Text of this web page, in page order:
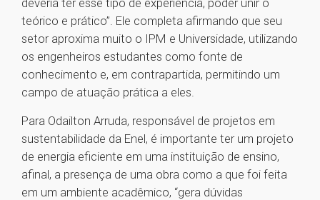
deveria ter esse tipo de experiência, poder unir o
teórico e prático”. Ele completa afirmando que seu
setor aproxima muito o IPM e Universidade, utilizando
os engenheiros estudantes como fonte de
conhecimento e, em contrapartida, permitindo um
campo de atuação prática a eles.
Para Odailton Arruda, responsável de projetos em
sustentabilidade da Enel, é importante ter um projeto
de energia eficiente em uma instituição de ensino,
afinal, a presença de uma obra como a que foi feita
em um ambiente acadêmico, “gera dúvidas